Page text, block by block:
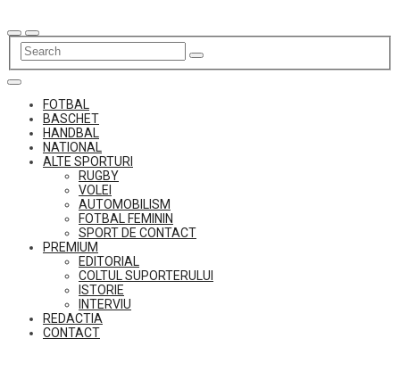
to
content
FOTBAL
BASCHET
HANDBAL
NATIONAL
ALTE SPORTURI
RUGBY
VOLEI
AUTOMOBILISM
FOTBAL FEMININ
SPORT DE CONTACT
PREMIUM
EDITORIAL
COLTUL SUPORTERULUI
ISTORIE
INTERVIU
REDACTIA
CONTACT